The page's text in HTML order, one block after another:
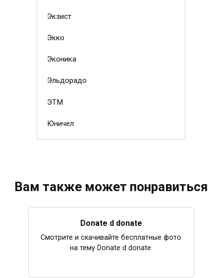
Экзист
Экко
Эконика
Эльдорадо
ЭТМ
Юничел
Вам также может понравиться
Donate d donate
Смотрите и скачивайте бесплатные фото
на тему Donate d donate.